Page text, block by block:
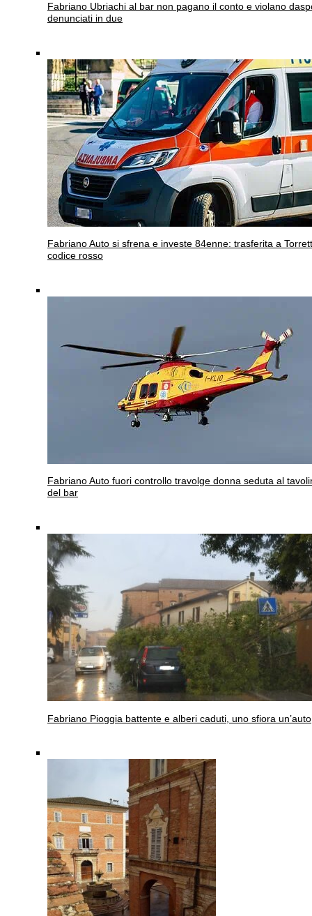
Fabriano Ubriachi al bar non pagano il conto e violano
denunciati in due
Fabriano Auto si sfrena e investe 84enne: trasferita a
codice rosso
Fabriano Auto fuori controllo travolge donna seduta al
del bar
Fabriano Pioggia battente e alberi caduti, uno sfiora un’auto